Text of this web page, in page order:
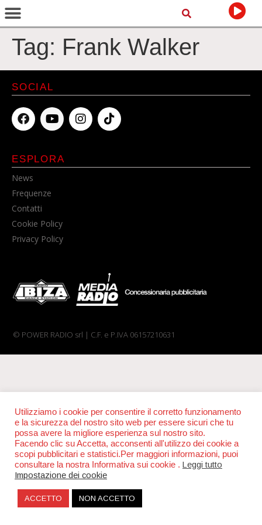
Tag: Frank Walker
© POWER RADIO srl | C.F. e P.IVA 06157210631
ESPLORA
News
Frequenze
Contatti
Cookie Policy
Privacy Policy
SOCIAL
Utilizziamo i cookie per consentire il corretto funzionamento
e la sicurezza del nostro sito web per essere sicuri che tu
possa avere la migliore esperienza sul nostro sito.
Facendo clic su Accetta, acconsenti all'utilizzo dei cookie a
scopi pubblicitari e statistici.Per maggiori informazioni, puoi
consultare la nostra Informativa sui cookie . Leggi tutto
Impostazione dei cookie
ACCETTO NON ACCETTO